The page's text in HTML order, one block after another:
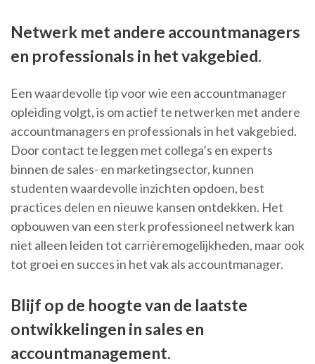
Netwerk met andere accountmanagers
en professionals in het vakgebied.
Een waardevolle tip voor wie een accountmanager
opleiding volgt, is om actief te netwerken met andere
accountmanagers en professionals in het vakgebied.
Door contact te leggen met collega’s en experts
binnen de sales- en marketingsector, kunnen
studenten waardevolle inzichten opdoen, best
practices delen en nieuwe kansen ontdekken. Het
opbouwen van een sterk professioneel netwerk kan
niet alleen leiden tot carrièremogelijkheden, maar ook
tot groei en succes in het vak als accountmanager.
Blijf op de hoogte van de laatste
ontwikkelingen in sales en
accountmanagement.